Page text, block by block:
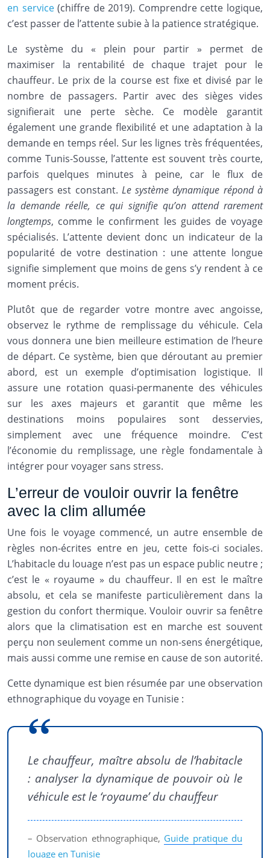
en service(chiffre de 2019). Comprendre cette logique,
c’est passer de l’attente subie à la patience stratégique.
Le système du « plein pour partir » permet de
maximiser la rentabilité de chaque trajet pour le
chauffeur. Le prix de la course est fixe et divisé par le
nombre de passagers. Partir avec des sièges vides
signifierait une perte sèche. Ce modèle garantit
également une grande flexibilité et une adaptation à la
demande en temps réel. Sur les lignes très fréquentées,
comme Tunis-Sousse, l’attente est souvent très courte,
parfois quelques minutes à peine, car le flux de
passagers est constant. Le système dynamique répond à
la demande réelle, ce qui signifie qu’on attend rarement
longtemps, comme le confirment les guides de voyage
spécialisés. L’attente devient donc un indicateur de la
popularité de votre destination : une attente longue
signifie simplement que moins de gens s’y rendent à ce
moment précis.
Plutôt que de regarder votre montre avec angoisse,
observez le rythme de remplissage du véhicule. Cela
vous donnera une bien meilleure estimation de l’heure
de départ. Ce système, bien que déroutant au premier
abord, est un exemple d’optimisation logistique. Il
assure une rotation quasi-permanente des véhicules
sur les axes majeurs et garantit que même les
destinations moins populaires sont desservies,
simplement avec une fréquence moindre. C’est
l’économie du remplissage, une règle fondamentale à
intégrer pour voyager sans stress.
L’erreur de vouloir ouvrir la fenêtre
avec la clim allumée
Une fois le voyage commencé, un autre ensemble de
règles non-écrites entre en jeu, cette fois-ci sociales.
L’habitacle du louage n’est pas un espace public neutre ;
c’est le « royaume » du chauffeur. Il en est le maître
absolu, et cela se manifeste particulièrement dans la
gestion du confort thermique. Vouloir ouvrir sa fenêtre
alors que la climatisation est en marche est souvent
perçu non seulement comme un non-sens énergétique,
mais aussi comme une remise en cause de son autorité.
Cette dynamique est bien résumée par une observation
ethnographique du voyage en Tunisie :
Le chauffeur, maître absolu de l’habitacle
: analyser la dynamique de pouvoir où le
véhicule est le ‘royaume’ du chauffeur
– Observation ethnographique, Guide pratique du
louage en Tunisie